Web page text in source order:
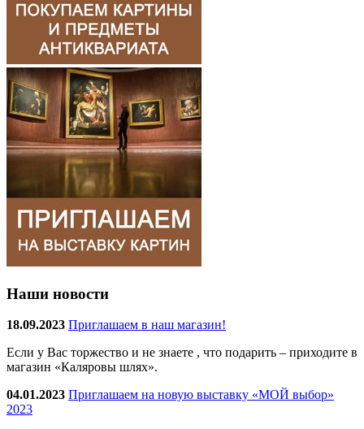
Наши новости
18.09.2023 Приглашаем в наш магазин!
Если у Вас торжество и не знаете , что подарить – приходите в
магазин «Каляровы шлях».
04.01.2023 Приглашаем на новую выставку «МОЙ выбор»
2023